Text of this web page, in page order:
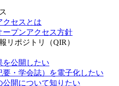
クセスとは
ープンアクセス方針
リポジトリ（QIR）
を公開したい
要・学会誌）を電子化したい
公開について知りたい